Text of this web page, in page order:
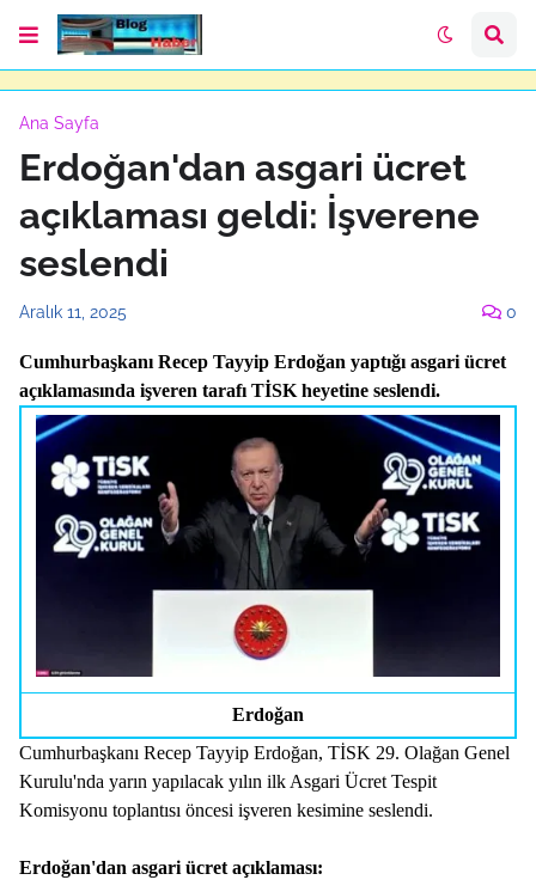
Ana Sayfa
Erdoğan'dan asgari ücret
açıklaması geldi: İşverene
seslendi
Aralık 11, 2025 0
Cumhurbaşkanı Recep Tayyip Erdoğan yaptığı asgari ücret
açıklamasında işveren tarafı TİSK heyetine seslendi.
Erdoğan
Cumhurbaşkanı Recep Tayyip Erdoğan, TİSK 29. Olağan Genel
Kurulu'nda yarın yapılacak yılın ilk Asgari Ücret Tespit
Komisyonu toplantısı öncesi işveren kesimine seslendi.
Erdoğan'dan asgari ücret açıklaması: